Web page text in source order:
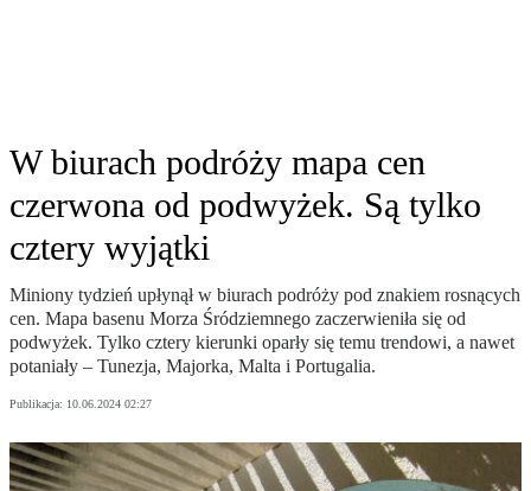
W biurach podróży mapa cen
czerwona od podwyżek. Są tylko
cztery wyjątki
Miniony tydzień upłynął w biurach podróży pod znakiem rosnących
cen. Mapa basenu Morza Śródziemnego zaczerwieniła się od
podwyżek. Tylko cztery kierunki oparły się temu trendowi, a nawet
potaniały – Tunezja, Majorka, Malta i Portugalia.
Publikacja: 10.06.2024 02:27